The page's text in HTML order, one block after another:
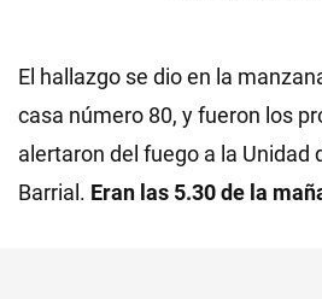
El hallazgo se dio en la
casa número 80, y fueron los
alertaron del fuego a la Unidad
Barrial. Eran las 5.30 de la